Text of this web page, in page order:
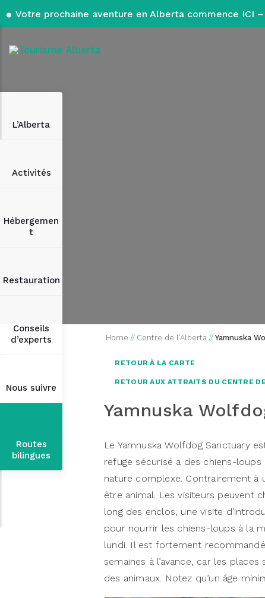
Votre prochaine aventure en Alberta commence ICI
L’Alberta
Activités
Hébergemen
t
Restauration
Conseils
d’experts
Nous suivre
Routes
bilingues
Home // Centre de l'Alberta // Yamnuska
RETOUR À LA CARTE
RETOUR AUX ATTRAITS DU CENTRE
Yamnuska
Le Yamnuska Wolfdog Sanctuary
refuge sécurisé à des chiens-
nature complexe. Contrairement à
être animal. Les visiteurs peuvent
long des enclos, une visite
pour nourrir les chiens-loups à la
lundi. Il est fortement
semaines à l’avance, car les
des animaux. Notez qu’un âge